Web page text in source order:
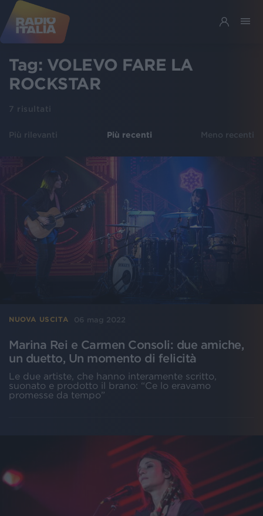
Tag: VOLEVO FARE LA
ROCKSTAR
7 risultati
Più rilevanti Più recenti Meno recenti
NUOVA USCITA 06 mag 2022
Marina Rei e Carmen Consoli: due amiche,
un duetto, Un momento di felicità
Le due artiste, che hanno interamente scritto,
suonato e prodotto il brano: “Ce lo eravamo
promesse da tempo”